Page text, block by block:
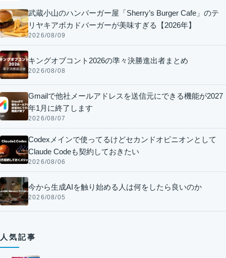
武蔵小山のハンバーガー屋「Sherry’s Burger Cafe」のテ
リヤキアボカドバーガーが美味すぎる【2026年】
2026/08/09
キングオブコント2026の準々決勝進出者まとめ
2026/08/08
Gmailで他社メールアドレスを送信元にできる機能が2027
年1月に終了します
2026/08/07
Codexメインで使ってるけどセカンドオピニオンとして
Claude Codeも契約しておきたい
2026/08/06
今から生成AIを触り始める人は何をしたら良いのか
2026/08/05
人気記事